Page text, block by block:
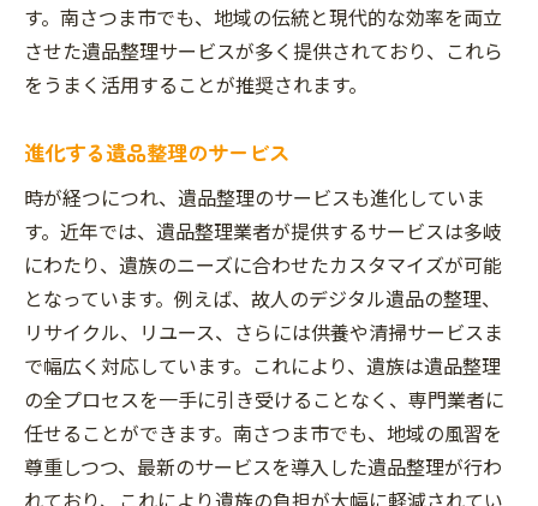
す。南さつま市でも、地域の伝統と現代的な効率を両立
させた遺品整理サービスが多く提供されており、これら
をうまく活用することが推奨されます。
進化する遺品整理のサービス
時が経つにつれ、遺品整理のサービスも進化していま
す。近年では、遺品整理業者が提供するサービスは多岐
にわたり、遺族のニーズに合わせたカスタマイズが可能
となっています。例えば、故人のデジタル遺品の整理、
リサイクル、リユース、さらには供養や清掃サービスま
で幅広く対応しています。これにより、遺族は遺品整理
の全プロセスを一手に引き受けることなく、専門業者に
任せることができます。南さつま市でも、地域の風習を
尊重しつつ、最新のサービスを導入した遺品整理が行わ
れており、これにより遺族の負担が大幅に軽減されてい